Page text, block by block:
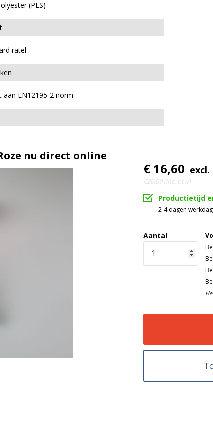
(PES)
ratel
aan EN12195-2 norm
nu direct online
€ 16,60
€20,09 (inc. btw)
Productietijd
2-4 dagen
Aantal